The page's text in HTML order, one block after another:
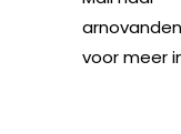
voor meer